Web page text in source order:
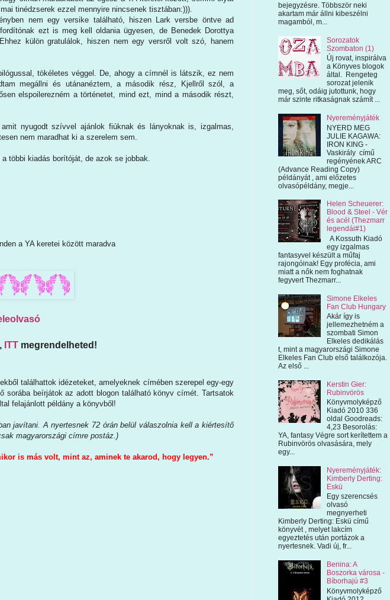
tinédzserek ezzel mennyire nincsenek tisztában:))).
nem egy versike található, hiszen Lark versbe öntve ad
ezt is meg kell oldania ügyesen, de Benedek Dorottya
külön gratulálok, hiszen nem egy versről volt szó, hanem
tökéletes véggel. De, ahogy a címnél is látszik, ez nem
megállni és utánanéztem, a második rész, Kjellről szól, a
elspoilerezném a történetet, mind ezt, mind a második részt,
nyugodt szívvel ajánlok fiúknak és lányoknak is, izgalmas,
nem maradhat ki a szerelem sem.
többi kiadás borítóját, de azok se jobbak.
a YA keretei között maradva
ITT megrendelheted!
találhattok idézeteket, amelyeknek címében szerepel egy-egy
sorába beírjátok az adott blogon található könyv címét. Tartsatok
felajánlott példány a könyvből!
javítani. A nyertesnek 72 órán belül válaszolnia kell a kiértesítő
magyarországi címre postáz.)
is más volt, mint az, aminek te akarod, hogy legyen.”
bejegyzésre. Többször neki
akartam már állni kibeszélni
magamból, m...
Sorozatok
Szombaton (1)
Új rovat, inspirálva
a Könyves blogok
által. Rengeteg
sorozat jelenik
meg, sőt, odáig jutottunk, hogy
már szinte ritkaságnak számít ...
Nyereményjáték
NYERD MEG
JULIE KAGAWA:
IRON KING -
Vaskirály című
regényének ARC
(Advance Reading Copy)
példányát , ami előzetes
olvasópéldány, megje...
Helen Scheuerer:
Blood & Steel - Vér
és acél (Thezmarr
legendái#1)
A Kossuth Kiadó
egy izgalmas
fantasyvel készült a műfaj
rajongóinak! Egy profécia, ami
miatt a nők nem foghatnak
fegyvert Thezmarr...
Simone Elkeles
Fan Club Hungary
Akár így is
jellemezhetném a
szombati Simon
Elkeles dedikálás
t, mint a magyarországi Simone
Elkeles Fan Club első találkozója.
Az első ...
Kerstin Gier:
Rubinvörös
Könyvmolyképző
Kiadó 2010 336
oldal Goodreads:
4,23 Besorolás:
YA, fantasy Végre sort kerítettem a
Rubinvörös olvasására, mely
egy...
Nyereményjáték:
Kimberly Derting:
Eskü
Egy szerencsés
olvasó
megnyerheti
Kimberly Derting: Eskü című
könyvét , melyet lakcím
egyeztetés után portázok a
nyertesnek. Vadi új, fr...
Benina: A
Boszorka városa -
Bíborhajú #3
Könyvmolyképző